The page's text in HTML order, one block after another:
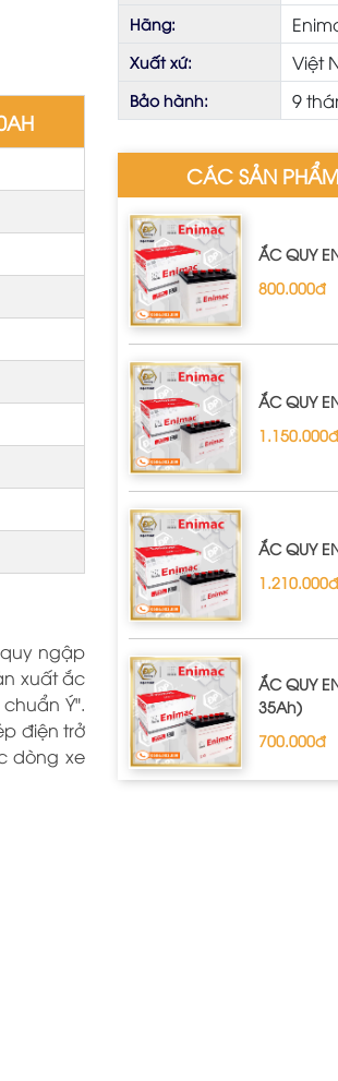
ngập
xuất ắc
Ý".
điện trở
dòng xe
Hãng:
Xuất xứ: Việt
Bảo hành: 9
CÁC SẢN
ẮC QUY
800.000đ
ẮC QUY
1.150.000đ
ẮC QUY
1.210.000đ
ẮC QUY
35Ah)
700.000đ